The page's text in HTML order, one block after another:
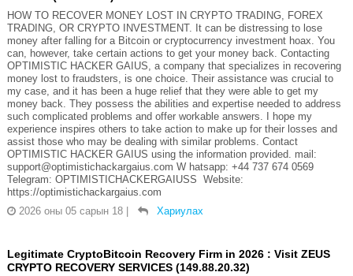
HOW TO RECOVER MONEY LOST IN CRYPTO TRADING, FOREX
TRADING, OR CRYPTO INVESTMENT. It can be distressing to lose
money after falling for a Bitcoin or cryptocurrency investment hoax. You
can, however, take certain actions to get your money back. Contacting
OPTIMISTIC HACKER GAIUS, a company that specializes in recovering
money lost to fraudsters, is one choice. Their assistance was crucial to
my case, and it has been a huge relief that they were able to get my
money back. They possess the abilities and expertise needed to address
such complicated problems and offer workable answers. I hope my
experience inspires others to take action to make up for their losses and
assist those who may be dealing with similar problems. Contact
OPTIMISTIC HACKER GAIUS using the information provided. mail:
support@optimistichackargaius.com W hatsapp: +44 737 674 0569
Telegram: OPTIMISTICHACKERGAIUSS Website:
https://optimistichackargaius.com
2026 оны 05 сарын 18
Хариулах
Legitimate CryptoBitcoin Recovery Firm in 2026 : Visit ZEUS
CRYPTO RECOVERY SERVICES (149.88.20.32)